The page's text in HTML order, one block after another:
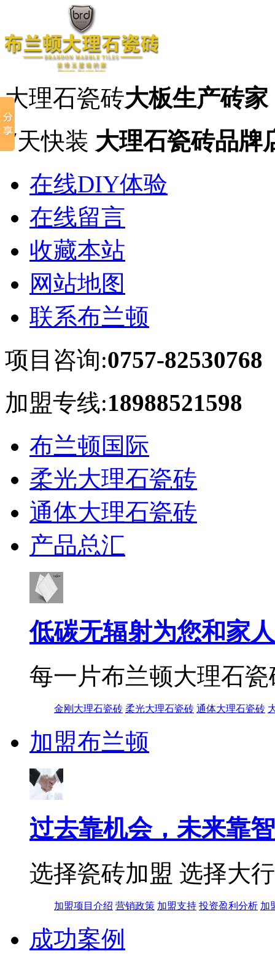
大理石瓷砖大板生产砖家
7天快装 大理石瓷砖品牌
在线DIY体验
在线留言
收藏本站
网站地图
联系布兰顿
项目咨询:0757-82530768
加盟专线:18988521598
布兰顿国际
柔光大理石瓷砖
通体大理石瓷砖
产品总汇
低碳无辐射为您和家
每一片布兰顿大理石
金刚大理石瓷砖 柔光大理石瓷砖 通体大理石瓷砖
加盟布兰顿
过去靠机会，未来靠
选择瓷砖加盟 选择大
加盟项目介绍 营销政策 加盟支持 投资盈利分析 加
成功案例